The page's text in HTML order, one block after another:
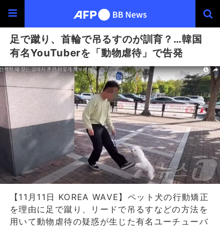
足で蹴り、首輪で吊るすのが訓育？…韓国
有名YouTuberを「動物虐待」で告発
【11月11日 KOREA WAVE】ペット犬の行動矯正
を理由に足で蹴り、リードで吊るすなどの方法を
用いて動物虐待の疑惑が生じた有名ユーチューバ